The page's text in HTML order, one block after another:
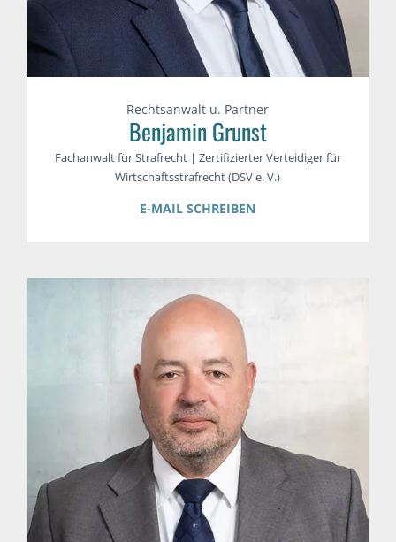
Rechtsanwalt u. Partner
Benjamin Grunst
Fachanwalt für Strafrecht | Zertifizierter Verteidiger für
Wirtschaftsstrafrecht (DSV e. V.)
E-MAIL SCHREIBEN